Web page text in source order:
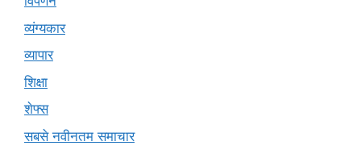
व्यंग्यकार
व्यापार
शिक्षा
शेफ्स
सबसे नवीनतम समाचार